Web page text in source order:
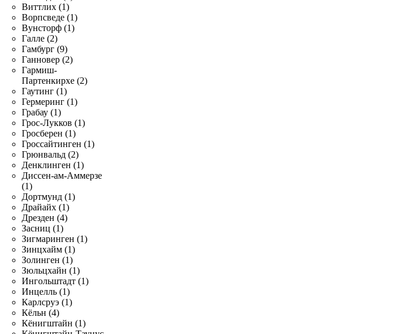
Виттлих (1)
Ворпсведе (1)
Вунсторф (1)
Галле (2)
Гамбург (9)
Ганновер (2)
Гармиш-
Партенкирхе (2)
Гаутинг (1)
Гермеринг (1)
Грабау (1)
Грос-Лукков (1)
Гросберен (1)
Гроссайтинген (1)
Грюнвальд (2)
Денклинген (1)
Диссен-ам-Аммерзе
(1)
Дортмунд (1)
Драйайх (1)
Дрезден (4)
Засниц (1)
Зигмаринген (1)
Зинцхайм (1)
Золинген (1)
Зюльцхайн (1)
Ингольштадт (1)
Инцелль (1)
Карлсруэ (1)
Кёльн (4)
Кёнигштайн (1)